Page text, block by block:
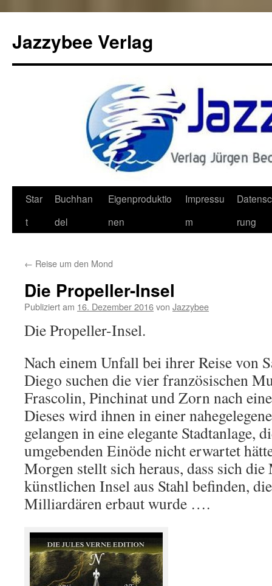
Jazzybee Verlag
Zum
Inhalt
Star
t
Buchhan
del
Eigenproduktio
nen
Impressu
m
rung
← Reise um den Mond
Die Propeller-Insel
Publiziert am 16. Dezember 2016von Jazzybee
Die Propeller-Insel.
Nach einem Unfall bei ihrer Reise von
Diego suchen die vier französischen
Frascolin, Pinchinat und Zorn nach
Dieses wird ihnen in einer
gelangen in eine elegante Stadtanlage,
umgebenden Einöde nicht erwartet
Morgen stellt sich heraus, dass sich
künstlichen Insel aus Stahl befinden,
Milliardären erbaut wurde ….